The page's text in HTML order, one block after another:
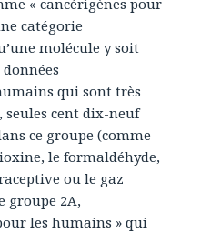
catégorie
molécule y soit
qui sont très
seules cent dix-neuf
ce groupe (comme
le formaldéhyde,
ou le gaz
groupe 2A,
les humains » qui